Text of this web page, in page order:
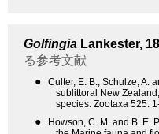
Golfingia Lankester,
る参考文献
●
Culter, E. B., Schulze, A.
sublittoral New
species. Zootaxa 525:
●
Howson, C. M. and B. E.